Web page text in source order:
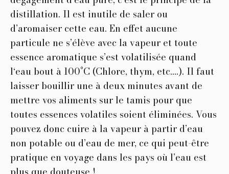
distillation. Il est inutile de saler ou
d’aromaiser cette eau. En effet aucune
particule ne s’élève avec la vapeur et toute
essence aromatique s’est volatilisée quand
l‘eau bout à 100°C (Chlore, thym, etc….). Il faut
laisser bouillir une à deux minutes avant de
mettre vos aliments sur le tamis pour que
toutes essences volatiles soient éliminées. Vous
pouvez donc cuire à la vapeur à partir d’eau
non potable ou d’eau de mer, ce qui peut-être
pratique en voyage dans les pays où l’eau est